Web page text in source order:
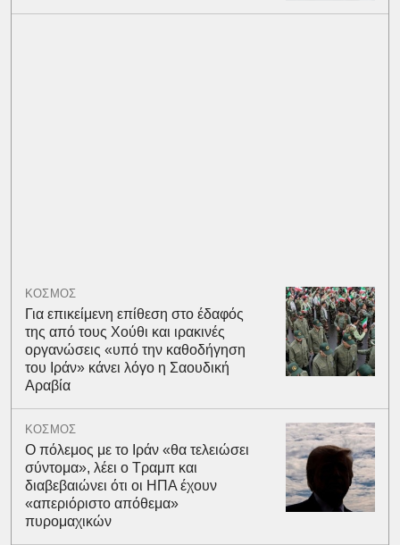
ΚΟΣΜΟΣ
Για επικείμενη επίθεση στο έδαφός
της από τους Χούθι και ιρακινές
οργανώσεις «υπό την καθοδήγηση
του Ιράν» κάνει λόγο η Σαουδική
Αραβία
ΚΟΣΜΟΣ
Ο πόλεμος με το Ιράν «θα τελειώσει
σύντομα», λέει ο Τραμπ και
διαβεβαιώνει ότι οι ΗΠΑ έχουν
«απεριόριστο απόθεμα»
πυρομαχικών